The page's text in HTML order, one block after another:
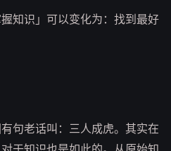
知识」可以变化为：找到最好
句老话叫：三人成虎。其实在